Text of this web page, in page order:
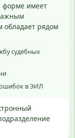
форме имеет
обладает рядом
судебных
в ЭИЛ